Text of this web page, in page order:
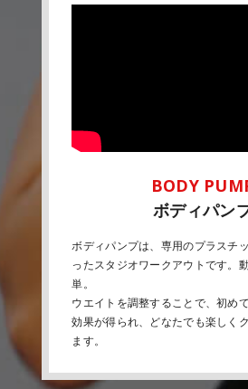
ボディパン
ボディパンプは、専用のプラスチ
ったスタジオワークアウトです。
単。
ウエイトを調整することで、初め
効果が得られ、どなたでも楽しく
ます。